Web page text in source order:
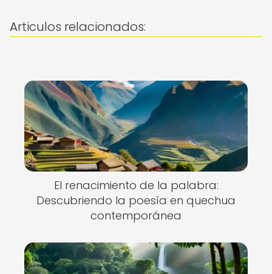
Articulos relacionados:
El renacimiento de la palabra:
Descubriendo la poesía en quechua
contemporánea